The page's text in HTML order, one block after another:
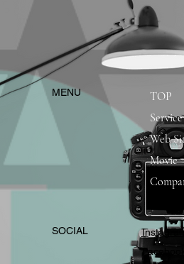
​MENU
TOP
Service
Web
Movie
​SOCIAL
​Facebook